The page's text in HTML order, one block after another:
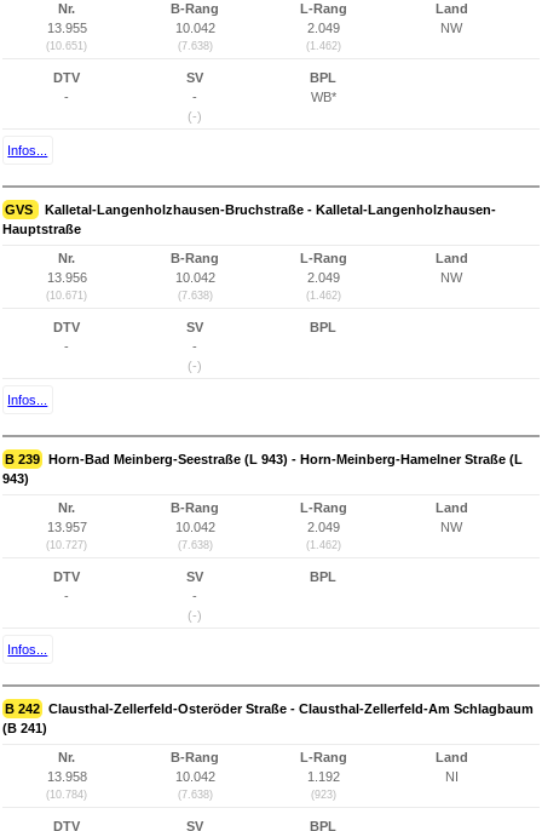
Nr.
13.955
(10.651)
B-Rang
10.042
(7.638)
L-Rang
2.049
(1.462)
Land
NW
DTV
-
SV
-
(-)
BPL
WB*
Infos...
GVS
Kalletal-Langenholzhausen-Bruchstraße - Kalletal-Langenholzhausen-
Hauptstraße
Nr.
13.956
(10.671)
B-Rang
10.042
(7.638)
L-Rang
2.049
(1.462)
Land
NW
DTV
-
SV
-
(-)
BPL
Infos...
B 239 Horn-Bad Meinberg-Seestraße (L 943) - Horn-Meinberg-Hamelner Straße (L
943)
Nr.
13.957
(10.727)
B-Rang
10.042
(7.638)
L-Rang
2.049
(1.462)
Land
NW
DTV
-
SV
-
(-)
BPL
Infos...
B 242 Clausthal-Zellerfeld-Osteröder Straße - Clausthal-Zellerfeld-Am Schlagbaum
(B 241)
Nr.
13.958
(10.784)
B-Rang
10.042
(7.638)
L-Rang
1.192
(923)
Land
NI
DTV
SV
BPL